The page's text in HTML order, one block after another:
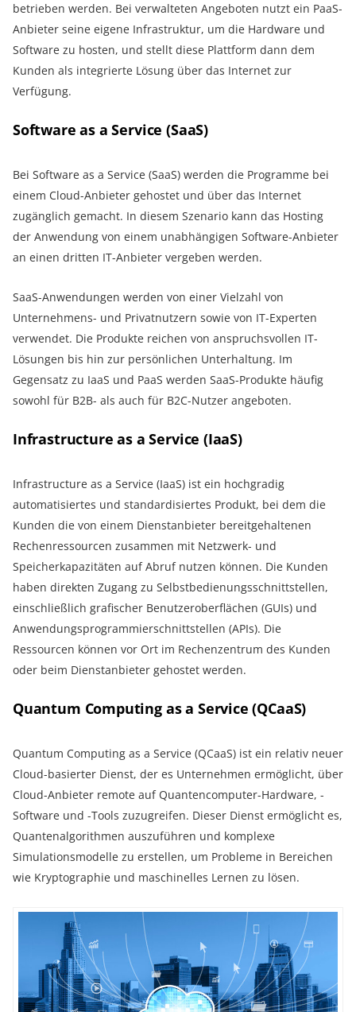
betrieben werden. Bei verwalteten Angeboten nutzt ein PaaS-
Anbieter seine eigene Infrastruktur, um die Hardware und
Software zu hosten, und stellt diese Plattform dann dem
Kunden als integrierte Lösung über das Internet zur
Verfügung.
Software as a Service (SaaS)
Bei Software as a Service (SaaS) werden die Programme bei
einem Cloud-Anbieter gehostet und über das Internet
zugänglich gemacht. In diesem Szenario kann das Hosting
der Anwendung von einem unabhängigen Software-Anbieter
an einen dritten IT-Anbieter vergeben werden.
SaaS-Anwendungen werden von einer Vielzahl von
Unternehmens- und Privatnutzern sowie von IT-Experten
verwendet. Die Produkte reichen von anspruchsvollen IT-
Lösungen bis hin zur persönlichen Unterhaltung. Im
Gegensatz zu IaaS und PaaS werden SaaS-Produkte häufig
sowohl für B2B- als auch für B2C-Nutzer angeboten.
Infrastructure as a Service (IaaS)
Infrastructure as a Service (IaaS) ist ein hochgradig
automatisiertes und standardisiertes Produkt, bei dem die
Kunden die von einem Dienstanbieter bereitgehaltenen
Rechenressourcen zusammen mit Netzwerk- und
Speicherkapazitäten auf Abruf nutzen können. Die Kunden
haben direkten Zugang zu Selbstbedienungsschnittstellen,
einschließlich grafischer Benutzeroberflächen (GUIs) und
Anwendungsprogrammierschnittstellen (APIs). Die
Ressourcen können vor Ort im Rechenzentrum des Kunden
oder beim Dienstanbieter gehostet werden.
Quantum Сomputing as a Service (QCaaS)
Quantum Computing as a Service (QCaaS) ist ein relativ neuer
Cloud-basierter Dienst, der es Unternehmen ermöglicht, über
Cloud-Anbieter remote auf Quantencomputer-Hardware, -
Software und -Tools zuzugreifen. Dieser Dienst ermöglicht es,
Quantenalgorithmen auszuführen und komplexe
Simulationsmodelle zu erstellen, um Probleme in Bereichen
wie Kryptographie und maschinelles Lernen zu lösen.